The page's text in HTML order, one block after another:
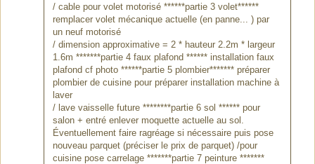
/ cable pour volet motorisé ******partie 3 volet******
remplacer volet mécanique actuelle (en panne... ) par
un neuf motorisé
/ dimension approximative = 2 * hauteur 2.2m * largeur
1.6m *******partie 4 faux plafond ****** installation faux
plafond cf photo ******partie 5 plombier******* préparer
plombier de cuisine pour préparer installation machine à
laver
/ lave vaisselle future ********partie 6 sol ****** pour
salon + entré enlever moquette actuelle au sol.
Éventuellement faire ragréage si nécessaire puis pose
nouveau parquet (préciser le prix de parquet) /pour
cuisine pose carrelage *******partie 7 peinture *******